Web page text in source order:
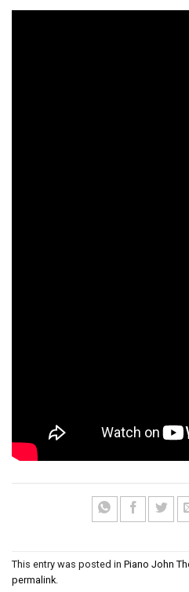
This entry was posted in Piano John
permalink.